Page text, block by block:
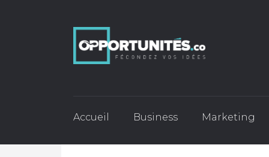
Accueil Business Marketing